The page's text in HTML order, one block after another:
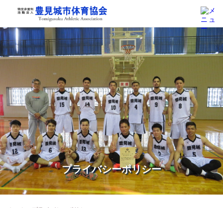
プライバシーポリシー